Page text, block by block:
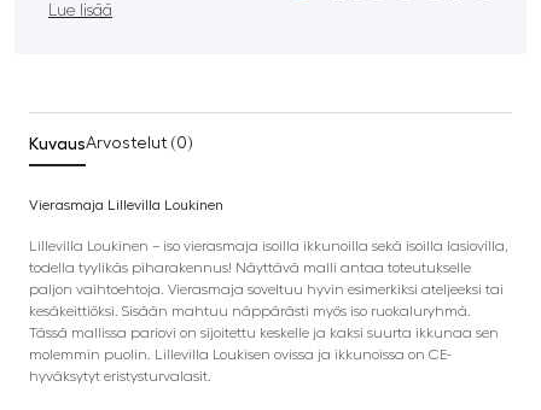
Lue lisää
KuvausArvostelut (0)
Vierasmaja Lillevilla Loukinen
Lillevilla Loukinen – iso vierasmaja isoilla ikkunoilla sekä isoilla lasiovilla,
todella tyylikäs piharakennus! Näyttävä malli antaa toteutukselle
paljon vaihtoehtoja. Vierasmaja soveltuu hyvin esimerkiksi ateljeeksi tai
kesäkeittiöksi. Sisään mahtuu näppärästi myös iso ruokaluryhmä.
Tässä mallissa pariovi on sijoitettu keskelle ja kaksi suurta ikkunaa sen
molemmin puolin. Lillevilla Loukisen ovissa ja ikkunoissa on CE-
hyväksytyt eristysturvalasit.